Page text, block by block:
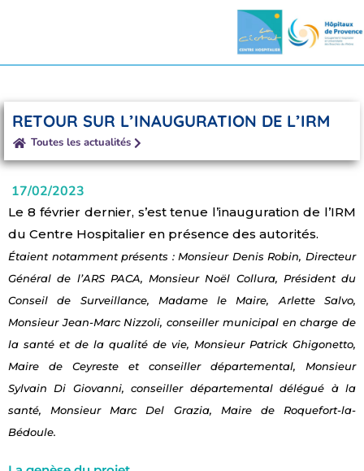
RETOUR SUR L’INAUGURATION DE L’IRM
Toutes les actualités
17/02/2023
Le 8 février dernier, s’est tenue l’inauguration de l’IRM
du Centre Hospitalier en présence des autorités.
Étaient notamment présents : Monsieur Denis Robin, Directeur
Général de l’ARS PACA, Monsieur Noël Collura, Président du
Conseil de Surveillance, Madame le Maire, Arlette Salvo,
Monsieur Jean-Marc Nizzoli, conseiller municipal en charge de
la santé et de la qualité de vie, Monsieur Patrick Ghigonetto,
Maire de Ceyreste et conseiller départemental, Monsieur
Sylvain Di Giovanni, conseiller départemental délégué à la
santé, Monsieur Marc Del Grazia, Maire de Roquefort-la-
Bédoule.